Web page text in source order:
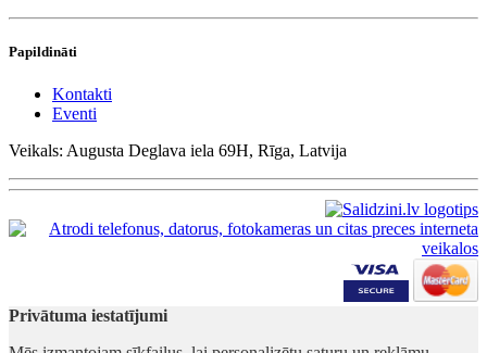
Papildināti
Kontakti
Eventi
Veikals: Augusta Deglava iela 69H, Rīga, Latvija
Privātuma iestatījumi